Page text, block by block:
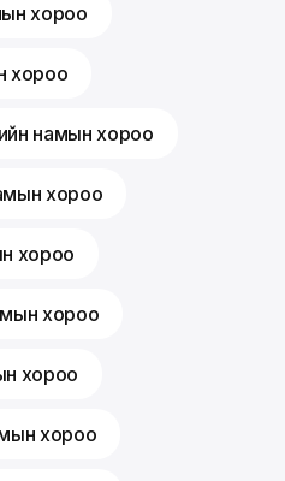
хороо
хороо
намын хороо
хороо
хороо
хороо
хороо
хороо